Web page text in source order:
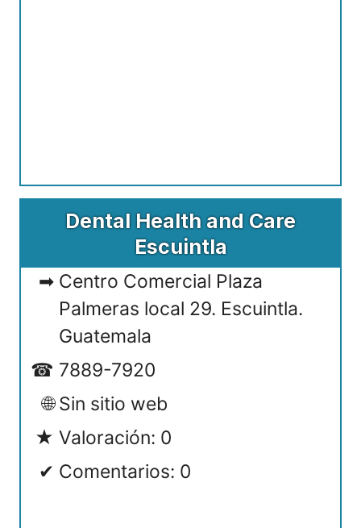
Dental Health and Care
Escuintla
Centro Comercial Plaza
Palmeras local 29. Escuintla.
Guatemala
7889-7920
Sin sitio web
Valoración: 0
Comentarios: 0